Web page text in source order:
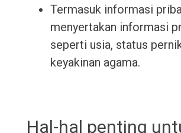
Termasuk informasi
menyertakan informasi
seperti usia, status
keyakinan agama.
Hal-hal penting